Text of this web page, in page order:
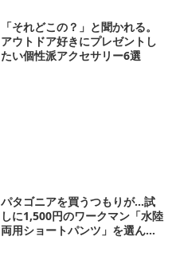
「それどこの？」と聞かれる。
アウトドア好きにプレゼントし
たい個性派アクセサリー6選
パタゴニアを買うつもりが…試
しに1,500円のワークマン「水陸
両用ショートパンツ」を選んだ